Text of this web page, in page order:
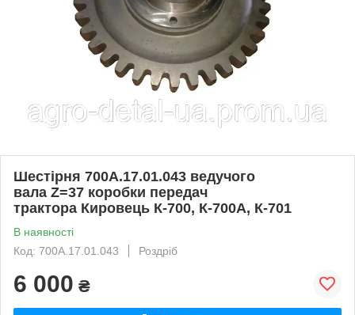
Шестірня 700А.17.01.043 ведучого
вала Z=37 коробки передач
трактора Кировець К-700, К-700А, К-701
В наявності
Код: 700А.17.01.043
Роздріб
6 000 ₴